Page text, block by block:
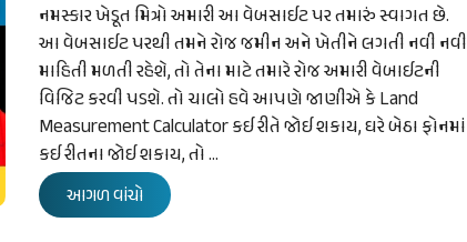
નમસ્કાર ખેડૂત મિત્રો અમારી આ વેબસાઈટ પર તમારું સ્વાગત છે.
આ વેબસાઈટ પરથી તમને રોજ જમીન અને ખેતીને લગતી નવી નવી
માહિતી મળતી રહેશે, તો તેના માટે તમારે રોજ અમારી વેબાઈટની
વિજિટ કરવી પડશે. તો ચાલો હવે આપણે જાણીએ કે Land
Measurement Calculator કઈ રીતે જોઈ શકાય, ઘરે બેઠા ફોનમાં
કઈ રીતના જોઈ શકાય, તો …
આગળ વાંચો